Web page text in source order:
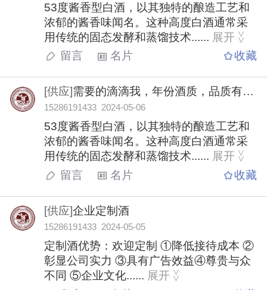
53度酱香型白酒，以其独特的酿造工艺和
浓郁的酱香味闻名。这种高度白酒通常采
用传统的固态发酵和蒸馏技术...... 展开 >
>
留言 名片 收藏
[供应]需要的滴滴我，年份酒质，品质有保证，数量有限，先到先得
15286191433 2024-05-06
53度酱香型白酒，以其独特的酿造工艺和
浓郁的酱香味闻名。这种高度白酒通常采
用传统的固态发酵和蒸馏技术...... 展开 >
>
留言 名片 收藏
[供应]企业定制酒
15286191433 2024-05-05
定制酒优势：欢迎定制 ①降低接待成本 ②
彰显公司实力 ③具有广告效益④尊贵与众
不同 ⑤企业文化...... 展开 >
>